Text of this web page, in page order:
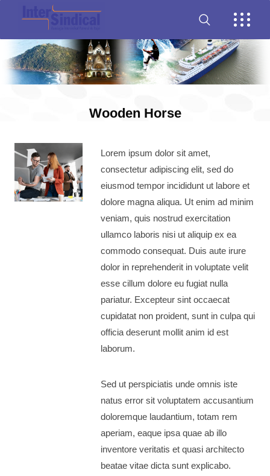
Wooden Horse
Lorem ipsum dolor sit amet,
consectetur adipiscing elit, sed do
eiusmod tempor incididunt ut labore et
dolore magna aliqua. Ut enim ad minim
veniam, quis nostrud exercitation
ullamco laboris nisi ut aliquip ex ea
commodo consequat. Duis aute irure
dolor in reprehenderit in voluptate velit
esse cillum dolore eu fugiat nulla
pariatur. Excepteur sint occaecat
cupidatat non proident, sunt in culpa qui
officia deserunt mollit anim id est
laborum.
Sed ut perspiciatis unde omnis iste
natus error sit voluptatem accusantium
doloremque laudantium, totam rem
aperiam, eaque ipsa quae ab illo
inventore veritatis et quasi architecto
beatae vitae dicta sunt explicabo.